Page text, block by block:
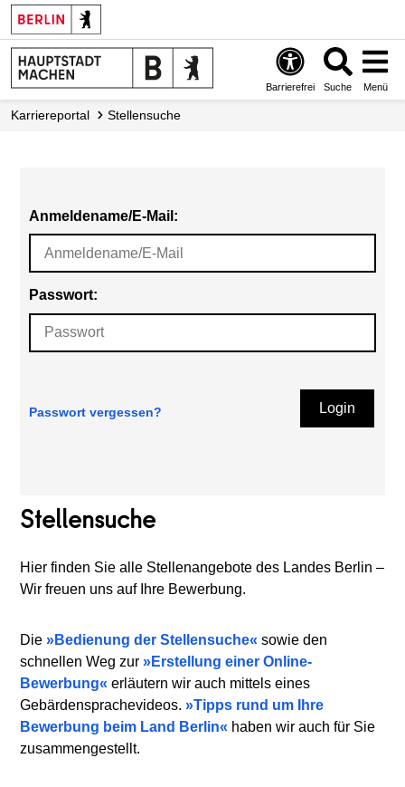
Barrierefrei Suche Menü
Karriereportal Stellensuche
Anmeldename/E-Mail:
Passwort:
Login
Passwort vergessen?
Stellensuche
Hier finden Sie alle Stellenangebote des Landes Berlin –
Wir freuen uns auf Ihre Bewerbung.
Die Bedienung der Stellensuche
sowie den
schnellen Weg zur
Erstellung einer Online-
Bewerbung
erläutern wir auch mittels eines
Gebärdensprachevideos.
Tipps rund um Ihre
Bewerbung beim Land Berlin
haben wir auch für Sie
zusammengestellt.